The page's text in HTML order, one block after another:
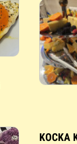
KOCKA